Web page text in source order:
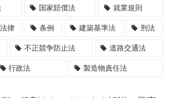
国家賠償法 就業規則
律 条例 建築基準法 刑法
不正競争防止法 道路交通法
行政法 製造物責任法